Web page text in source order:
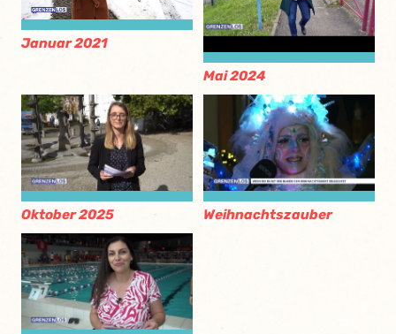
Januar 2021
Mai 2024
Oktober 2025 Weihnachtszauber